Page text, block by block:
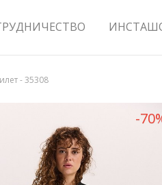
- 35308
-